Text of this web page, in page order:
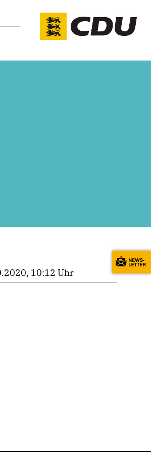
10:12 Uhr